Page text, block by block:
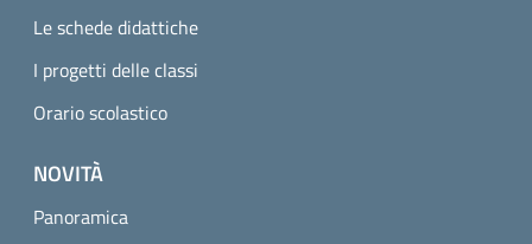
Le schede didattiche
I progetti delle classi
Orario scolastico
NOVITÀ
Panoramica